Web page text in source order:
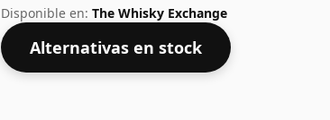
un buen ABV para experimentar la
whisky.
Disponible en: The Whisky Exchange
Alternativas en stock